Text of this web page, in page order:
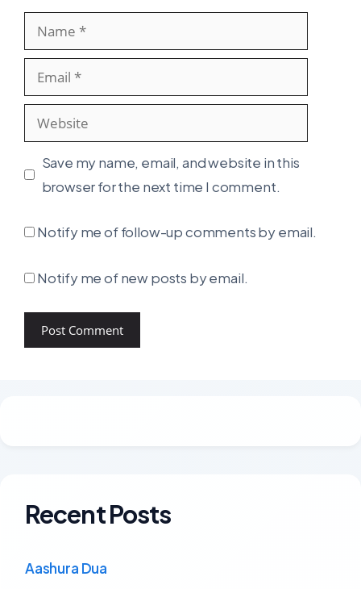
Name
Email
Website
Save my name, email, and website in this
browser for the next time I comment.
Notify me of follow-up comments by email.
Notify me of new posts by email.
Recent Posts
Aashura Dua